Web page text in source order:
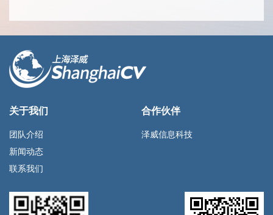
关于我们
团队介绍
新闻动态
联系我们
合作伙伴
泽威信息科技